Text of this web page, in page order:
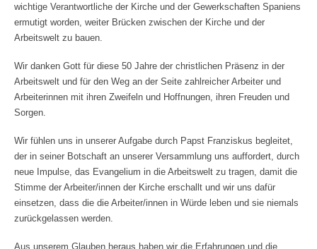
wichtige Verantwortliche der Kirche und der Gewerkschaften Spaniens
ermutigt worden, weiter Brücken zwischen der Kirche und der
Arbeitswelt zu bauen.
Wir danken Gott für diese 50 Jahre der christlichen Präsenz in der
Arbeitswelt und für den Weg an der Seite zahlreicher Arbeiter und
Arbeiterinnen mit ihren Zweifeln und Hoffnungen, ihren Freuden und
Sorgen.
Wir fühlen uns in unserer Aufgabe durch Papst Franziskus begleitet,
der in seiner Botschaft an unserer Versammlung uns auffordert, durch
neue Impulse, das Evangelium in die Arbeitswelt zu tragen, damit die
Stimme der Arbeiter/innen der Kirche erschallt und wir uns dafür
einsetzen, dass die die Arbeiter/innen in Würde leben und sie niemals
zurückgelassen werden.
Aus unserem Glauben heraus haben wir die Erfahrungen und die